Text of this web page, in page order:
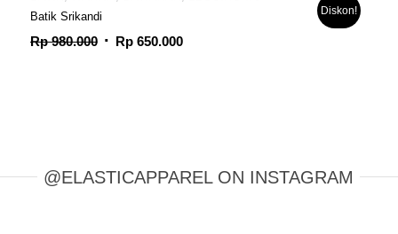
Batik Srikandi
Rp980.000 Harga
Rp650.000Harga
Diskon!
@ELASTICAPPAREL ON INSTAGRAM